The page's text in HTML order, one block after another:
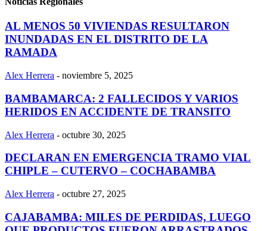
AL MENOS 50 VIVIENDAS RESULTARON
INUNDADAS EN EL DISTRITO DE LA
RAMADA
Alex Herrera - noviembre 5, 2025
BAMBAMARCA: 2 FALLECIDOS Y VARIOS
HERIDOS EN ACCIDENTE DE TRANSITO
Alex Herrera - octubre 30, 2025
DECLARAN EN EMERGENCIA TRAMO VIAL
CHIPLE – CUTERVO – COCHABAMBA
Alex Herrera - octubre 27, 2025
CAJABAMBA: MILES DE PERDIDAS, LUEGO